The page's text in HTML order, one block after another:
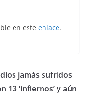
en este enlace.
jamás sufridos
13 ‘infiernos’ y aún